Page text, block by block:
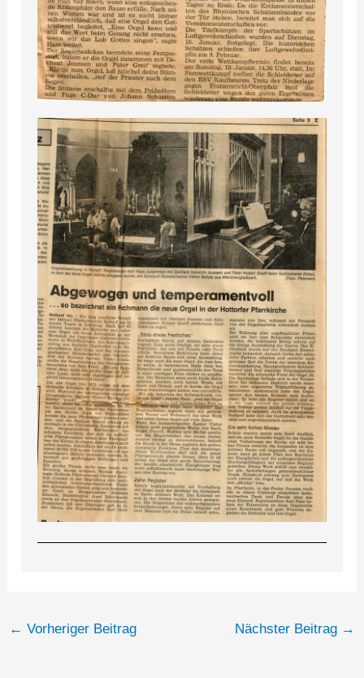
← Vorheriger Beitrag Nächster Beitrag →